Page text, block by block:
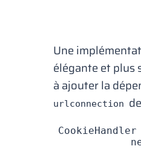
Une
élégante et plus
à ajouter la
urlconnection de
CookieHandler